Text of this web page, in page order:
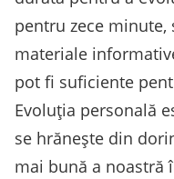
pentru zece
materiale
pot fi suficiente
Evoluția personală
se hrănește din
mai bună a noastră